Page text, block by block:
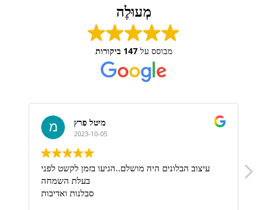
מְעוּלֶה
מבוסס על147 ביקורות
מיטל פרץ
2023-10-05
עיצוב הבלונים היה מושלם..הגיעו בזמן לקשט לפני
בעלת השמחה
סבלנות ואדיבות